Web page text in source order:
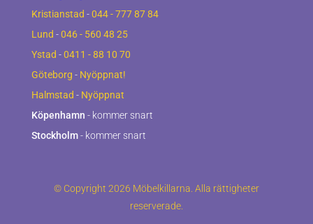
Kristianstad -044 - 777 87 84
Lund -046 - 560 48 25
Ystad -0411 - 88 10 70
Göteborg - Nyöppnat!
Halmstad - Nyöppnat
Köpenhamn - kommer snart
Stockholm- kommer snart
© Copyright 2026 Möbelkillarna. Alla rättigheter
reserverade.